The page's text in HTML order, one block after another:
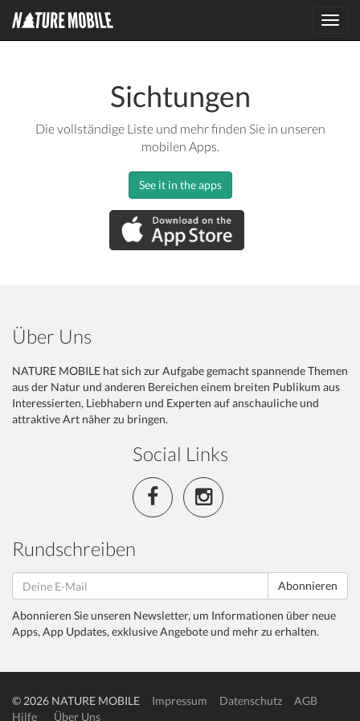
Sichtungen
Die vollständige Liste und mehr finden Sie in unseren
mobilen Apps.
See it in the apps
Über Uns
NATURE MOBILE hat sich zur Aufgabe gemacht spannende Themen
aus der Natur und anderen Bereichen einem breiten Publikum aus
Interessierten, Liebhabern und Experten auf anschauliche und
attraktive Art näher zu bringen.
Social Links
Rundschreiben
Abonnieren
Abonnieren Sie unseren Newsletter, um Informationen über neue
Apps, App Updates, exklusive Angebote und mehr zu erhalten.
© 2026 NATURE MOBILE Impressum Datenschutz
AGB
Hilfe
Über Uns